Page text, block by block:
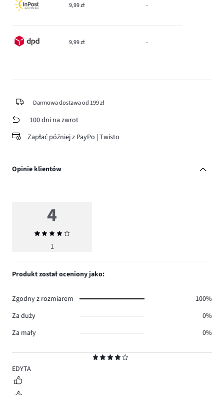
9,99 zł -
9,99 zł -
Darmowa dostawa od 199 zł
100 dni na zwrot
Zapłać później z PayPo | Twisto
Opinie klientów
4
EDYTA
4
Średnia
ocena
1
Produkt został oceniony jako:
Zgodny z rozmiarem
100%
Za duży
0%
Za mały
0%